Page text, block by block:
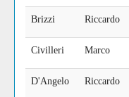
Brizzi Riccardo
Civilleri Marco
D'Angelo Riccardo